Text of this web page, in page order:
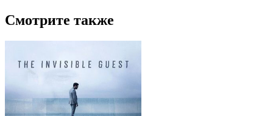
Смотрите также